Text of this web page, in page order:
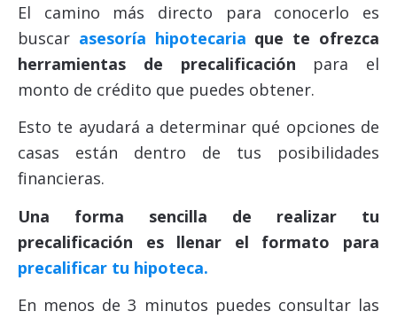
El camino más directo para conocerlo es
buscar asesoría hipotecaria que te ofrezca
herramientas de precalificación para el
monto de crédito que puedes obtener.
Esto te ayudará a determinar qué opciones de
casas están dentro de tus posibilidades
financieras.
Una forma sencilla de realizar tu
precalificación es llenar el formato para
precalificar tu hipoteca.
En menos de 3 minutos puedes consultar las